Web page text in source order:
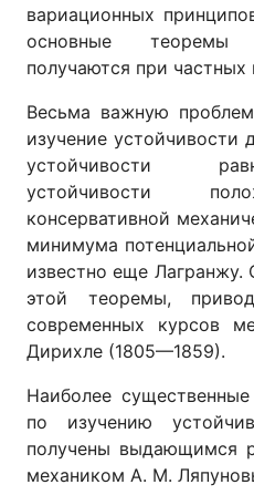
вариационных
основные теоремы
получаются при
Весьма важную
изучение устойчивости
устойчивости
устойчивости
консервативной
минимума
известно еще Лагранжу.
этой теоремы,
современных курсов
Дирихле (1805—1859).
Наиболее
по изучению
получены выдающимся
механиком А. М.